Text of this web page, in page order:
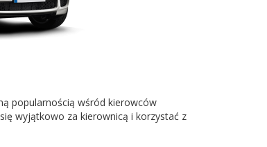
popularnością wśród kierowców
wyjątkowo za kierownicą i korzystać z